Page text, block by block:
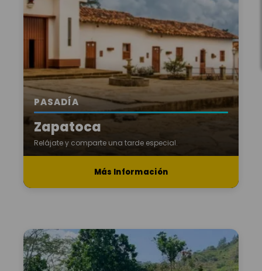
PASADÍA
Zapatoca
Relájate y comparte una tarde especial.
Más Información